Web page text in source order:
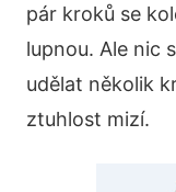
pár kroků se
lupnou. Ale nic
udělat několik
ztuhlost mizí.